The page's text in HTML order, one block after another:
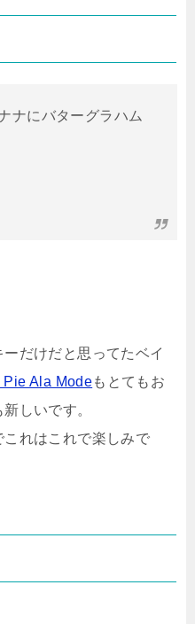
ナにバターグラハム
だけだと思ってたベイ
Pie Ala Modeもとてもお
しいです。
れはこれで楽しみで